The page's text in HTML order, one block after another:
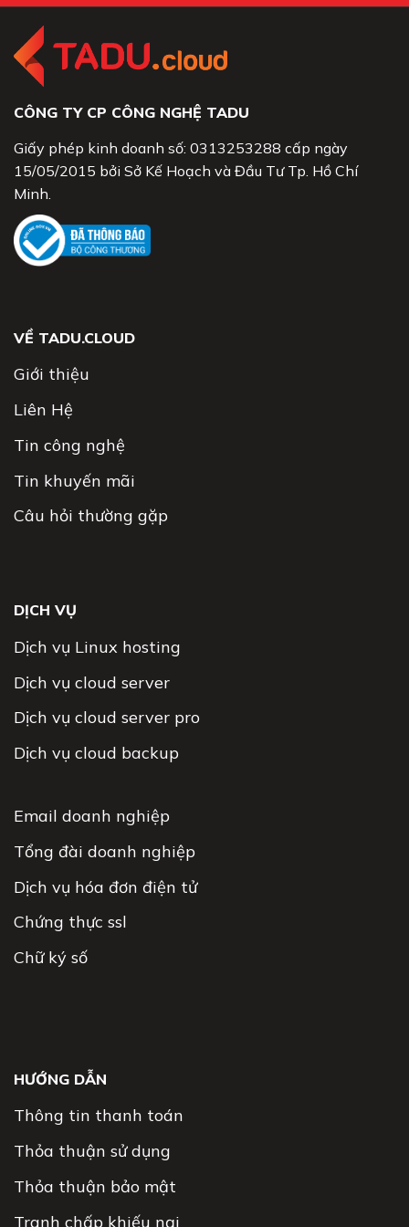
CÔNG TY CP CÔNG NGHỆ TADU
Giấy phép kinh doanh số: 0313253288 cấp ngày
15/05/2015 bởi Sở Kế Hoạch và Đầu Tư Tp. Hồ Chí
Minh.
VỀ TADU.CLOUD
Giới thiệu
Liên Hệ
Tin công nghệ
Tin khuyến mãi
Câu hỏi thường gặp
DỊCH VỤ
Dịch vụ Linux hosting
Dịch vụ cloud server
Dịch vụ cloud server pro
Dịch vụ cloud backup
Email doanh nghiệp
Tổng đài doanh nghiệp
Dịch vụ hóa đơn điện tử
Chứng thực ssl
Chữ ký số
HƯỚNG DẪN
Thông tin thanh toán
Thỏa thuận sử dụng
Thỏa thuận bảo mật
Tranh chấp khiếu nại